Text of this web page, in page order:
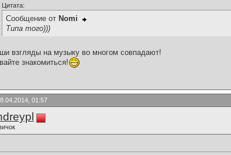
Цитата:
Сообщение от Nomi
Типа того)))
взгляды на музыку во многом совпадают!
знакомиться!
01:57